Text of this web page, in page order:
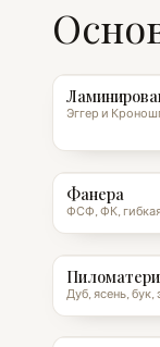
Эггер и
Фанера
ФСФ, ФК,
Дуб, ясень,